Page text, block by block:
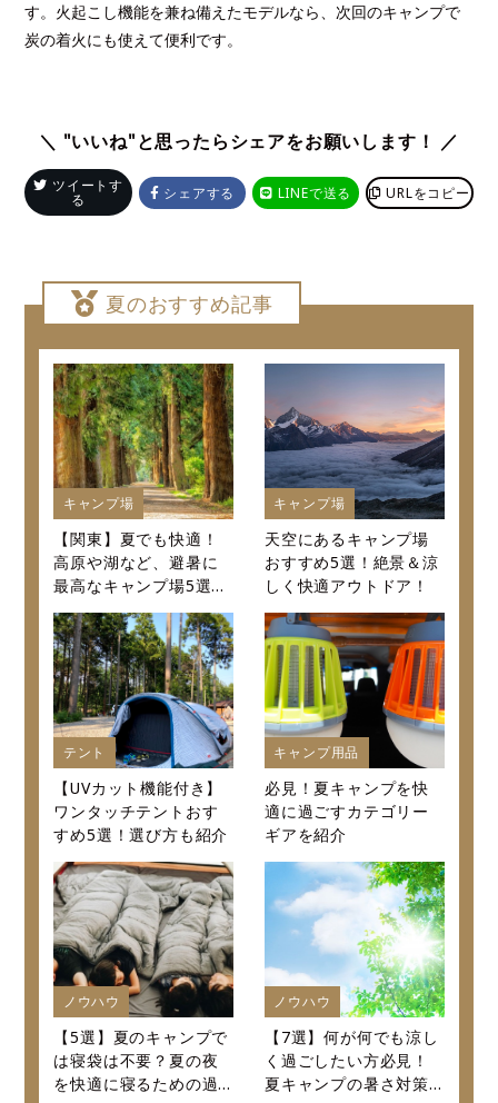
す。火起こし機能を兼ね備えたモデルなら、次回のキャンプで
炭の着火にも使えて便利です。
＼ "いいね"と思ったらシェアをお願いします！ ／
ツイートす
る シェアする LINEで送る URLをコピー
夏のおすすめ記事
キャンプ場
【関東】夏でも快適！
高原や湖など、避暑に
最高なキャンプ場5選～
口コミから値段まで徹
底紹介～
キャンプ場
天空にあるキャンプ場
おすすめ5選！絶景＆涼
しく快適アウトドア！
テント
【UVカット機能付き】
ワンタッチテントおす
すめ5選！選び方も紹介
キャンプ用品
必見！夏キャンプを快
適に過ごすカテゴリー
ギアを紹介
ノウハウ
【5選】夏のキャンプで
は寝袋は不要？夏の夜
を快適に寝るための過
ノウハウ
【7選】何が何でも涼し
く過ごしたい方必見！
夏キャンプの暑さ対策